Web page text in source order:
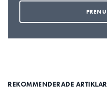
REKOMMENDERADE ARTIKLAR